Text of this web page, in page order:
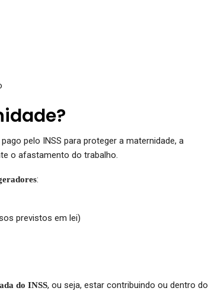
pago pelo INSS para proteger a maternidade, a
o afastamento do trabalho.
:
previstos em lei)
do INSS, ou seja, estar contribuindo ou dentro do